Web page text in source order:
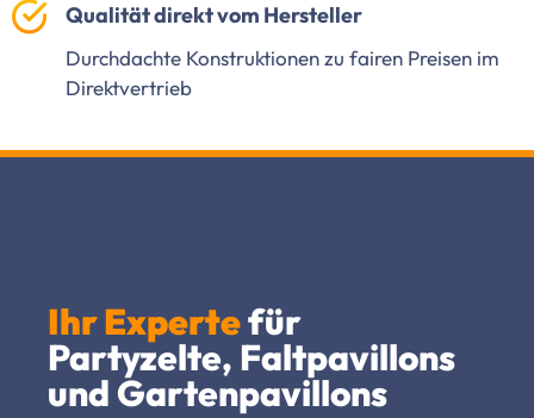
Qualität direkt vom Hersteller
Durchdachte Konstruktionen zu fairen Preisen im
Direktvertrieb
Ihr Expertefür
Partyzelte, Faltpavillons
und Gartenpavillons